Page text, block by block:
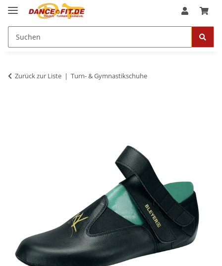
Zurück zur Liste Turn- & Gymnastikschuhe